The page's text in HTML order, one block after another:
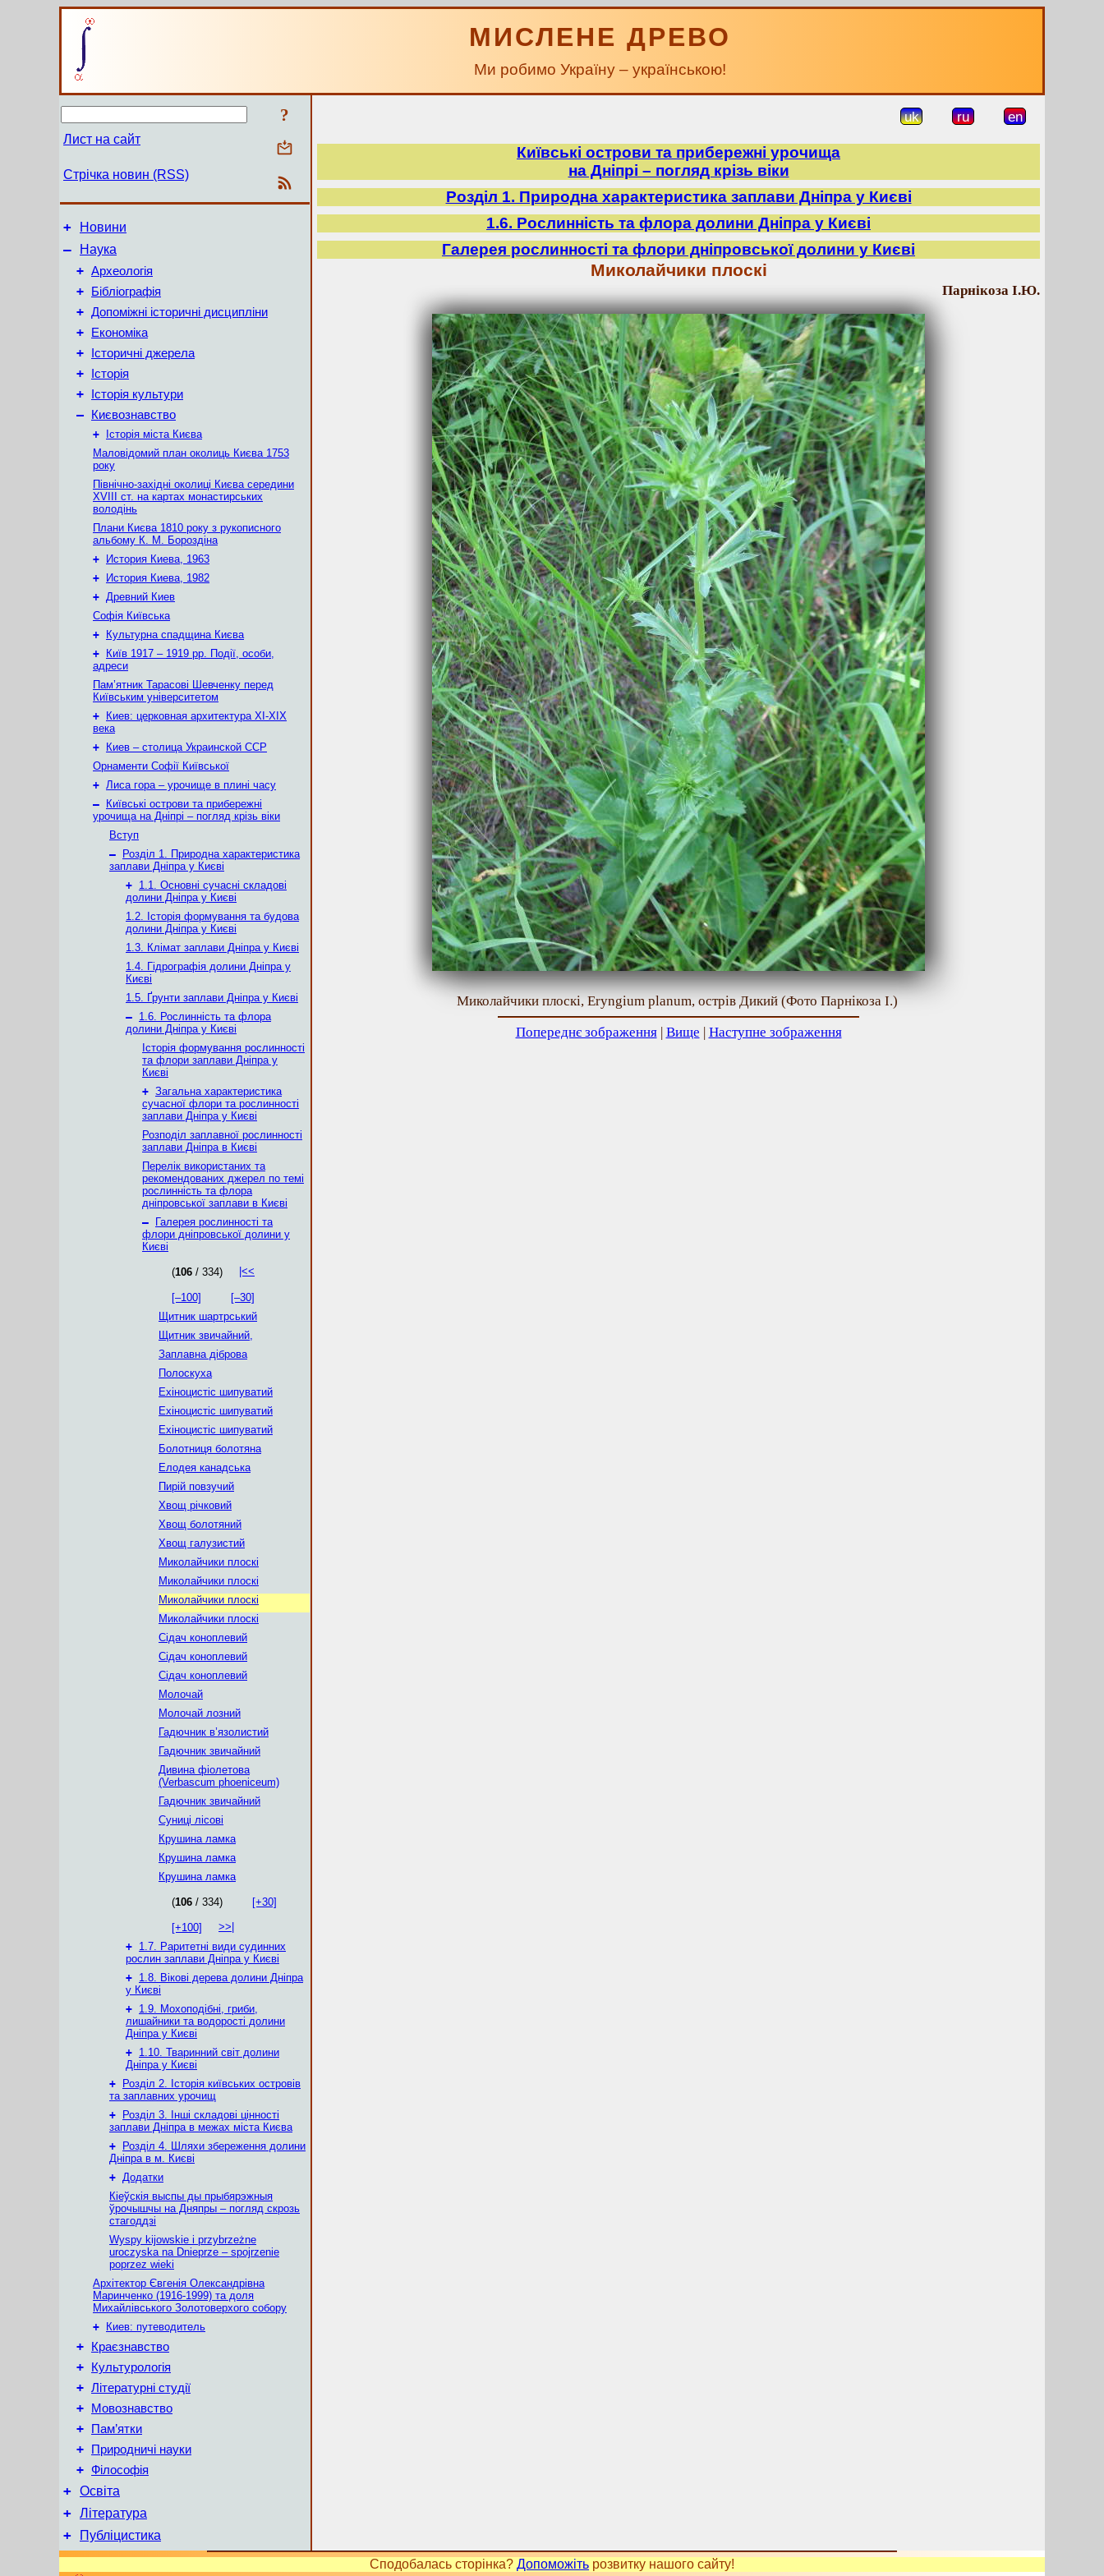
МИСЛЕНЕ ДРЕВО
Ми робимо Україну – українською!
?
Лист на сайт
Стрічка новин (RSS)
+ Новини
–
Наука
+ Археологія
+ Бібліографія
+ Допоміжні історичні дисципліни
+ Економіка
+ Історичні джерела
+ Історія
+ Історія культури
– Києвознавство
+
Історія міста Києва
Маловідомий план околиць Києва 1753
року
Північно-західні околиці Києва середини
XVIII ст. на картах монастирських
володінь
Плани Києва 1810 року з рукописного
альбому К. М. Бороздіна
+
История Киева, 1963
+
История Киева, 1982
+ Древний Киев
Софія Київська
+
Культурна спадщина Києва
+
Київ 1917 – 1919 рр. Події, особи,
адреси
Пам’ятник Тарасові Шевченку перед
Київським університетом
+
Киев: церковная архитектура XI-XIX
века
+
Киев – столица Украинской ССР
Орнаменти Софії Київської
+ Лиса гора – урочище в плині часу
–
Київські острови та прибережні
урочища на Дніпрі – погляд крізь віки
Вступ
–
Розділ 1. Природна характеристика
заплави Дніпра у Києві
+ 1.1. Основні сучасні складові
долини Дніпра у Києві
1.2. Історія формування та будова
долини Дніпра у Києві
1.3. Клімат заплави Дніпра у Києві
1.4. Гідрографія долини Дніпра у
Києві
1.5. Ґрунти заплави Дніпра у Києві
– 1.6. Рослинність та флора
долини Дніпра у Києві
Історія формування рослинності
та флори заплави Дніпра у
Києві
+ Загальна характеристика
сучасної флори та рослинності
заплави Дніпра у Києві
Розподіл заплавної рослинності
заплави Дніпра в Києві
Перелік використаних та
рекомендованих джерел по темі
рослинність та флора
дніпровської заплави в Києві
–
Галерея рослинності та
флори дніпровської долини у
Києві
(106 / 334) |<<
[–100]
[–30]
Щитник шартрський
Щитник звичайний,
Заплавна діброва
Полоскуха
Ехіноцистіс шипуватий
Ехіноцистіс шипуватий
Ехіноцистіс шипуватий
Болотниця болотяна
Елодея канадська
Пирій повзучий
Хвощ річковий
Хвощ болотяний
Хвощ галузистий
Миколайчики плоскі
Миколайчики плоскі
Миколайчики плоскі
Миколайчики плоскі
Сідач коноплевий
Сідач коноплевий
Сідач коноплевий
Молочай
Молочай лозний
Гадючник в’язолистий
Гадючник звичайний
Дивина фіолетова
(Verbascum phoeniceum)
Гадючник звичайний
Суниці лісові
Крушина ламка
Крушина ламка
Крушина ламка
(106 / 334) [+30]
[+100]
>>|
+ 1.7. Раритетні види судинних
рослин заплави Дніпра у Києві
+ 1.8. Вікові дерева долини Дніпра
у Києві
+ 1.9. Мохоподібні, гриби,
лишайники та водорості долини
Дніпра у Києві
+ 1.10. Тваринний світ долини
Дніпра у Києві
+
Розділ 2. Історія київських островів
та заплавних урочищ
+
Розділ 3. Інші складові цінності
заплави Дніпра в межах міста Києва
+
Розділ 4. Шляхи збереження долини
Дніпра в м. Києві
+ Додатки
Кіеўскія выспы ды прыбярэжныя
ўрочышчы на Дняпры – погляд скрозь
стагоддзі
Wyspy kijowskie i przybrzeżne
uroczyska na Dnieprze – spojrzenie
poprzez wieki
Архітектор Євгенія Олександрівна
Маринченко (1916-1999) та доля
Михайлівського Золотоверхого собору
+
Киев: путеводитель
+ Краєзнавство
+ Культурологія
+ Літературні студії
+ Мовознавство
+ Пам’ятки
+ Природничі науки
+ Філософія
+ Освіта
+ Література
+ Публіцистика
uk ru en
Київські острови та прибережні урочища
на Дніпрі – погляд крізь віки
Розділ 1. Природна характеристика заплави Дніпра у Києві
1.6. Рослинність та флора долини Дніпра у Києві
Галерея рослинності та флори дніпровської долини у Києві
Миколайчики плоскі
Парнікоза І.Ю.
Миколайчики плоскі, Eryngium planum, острів Дикий (Фото Парнікоза І.)
Попереднє зображення| Вище | Наступне зображення
Сподобалась сторінка? Допоможіть розвитку нашого сайту!